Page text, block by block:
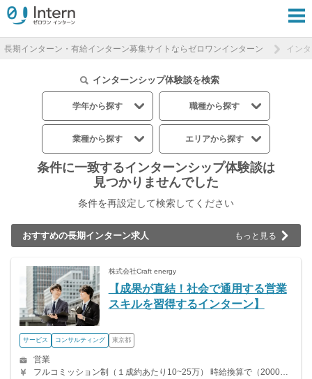
長期インターン・有給インターン募集サイトならゼロワンインターン イン
インターンシップ体験談を検索
学年から探す 職種から探す
業種から探す エリアから探す
条件に一致するインターンシップ体験談は
見つかりませんでした
条件を再設定して検索してください
おすすめの長期インターン求人 もっと見る
株式会社Craft energy
【成果が直結！社会で通用する営業
スキルを習得するインターン】
サービス コンサルティング 東京都
営業
フルコミッション制（１成約あたり10~25万） 時給換算で（2000円〜2500円）程度が目安となります。 月100万稼ぐ学生多数在籍しています。 ■収入例 〇入社1か月目（早稲田大学2年生） 役職：アポインター 月間1契約×10万円＝10万円 ＋交通費 〇入社3か月目（明治大学2年生） 役職：アポインター 月間2契約×13万円＝26万円 ＋交通費 〇入社6か月目（慶應義塾大学3年生） 役職：アポインター 月間5契約×15万円＝75万円 ＋交通費 〇入社15か月目（東京大学3年生） 役職：クローザー 月間3契約×25万=75万円 ＋交通費 交通費支給あり